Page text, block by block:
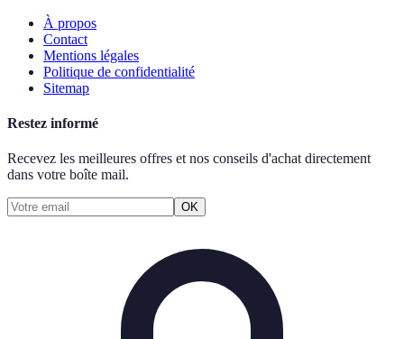
À propos
Contact
Mentions légales
Politique de confidentialité
Sitemap
Restez informé
Recevez les meilleures offres et nos conseils d'achat directement
dans votre boîte mail.
OK